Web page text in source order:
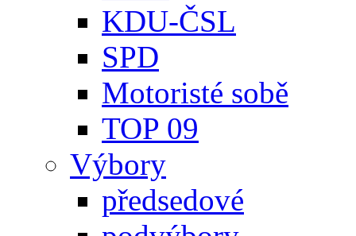
KDU-ČSL
SPD
Motoristé sobě
TOP 09
Výbory
předsedové